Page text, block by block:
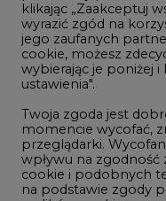
Handel emisjami
Wodór
Górnictwo
Atom
Fotowoltaika
klikając „Zaakceptuj
wyrazić zgód na
jego zaufanych
cookie, możesz
wybierając je poniżej i
ustawienia".
Twoja zgoda jest
momencie wycofać,
przeglądarki.
wpływu na
cookie i podobnych
na podstawie zgody